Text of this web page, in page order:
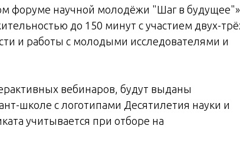
форуме научной молодёжи "Шаг в будущее"».
до 150 минут с участием двух-
и работы с молодыми исследователями и
вебинаров, будут выданы
школе с логотипами Десятилетия науки и
учитывается при отборе на